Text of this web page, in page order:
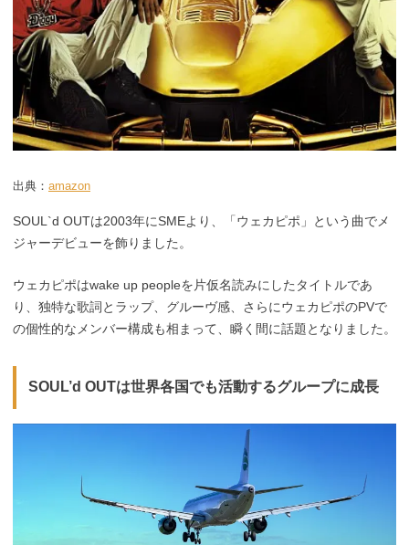
出典： amazon
SOUL`d OUTは2003年にSMEより、「ウェカピポ」という曲でメ
ジャーデビューを飾りました。
ウェカピポはwake up peopleを片仮名読みにしたタイトルであ
り、独特な歌詞とラップ、グルーヴ感、さらにウェカピポのPVで
の個性的なメンバー構成も相まって、瞬く間に話題となりました。
SOUL’d OUTは世界各国でも活動するグループに成長